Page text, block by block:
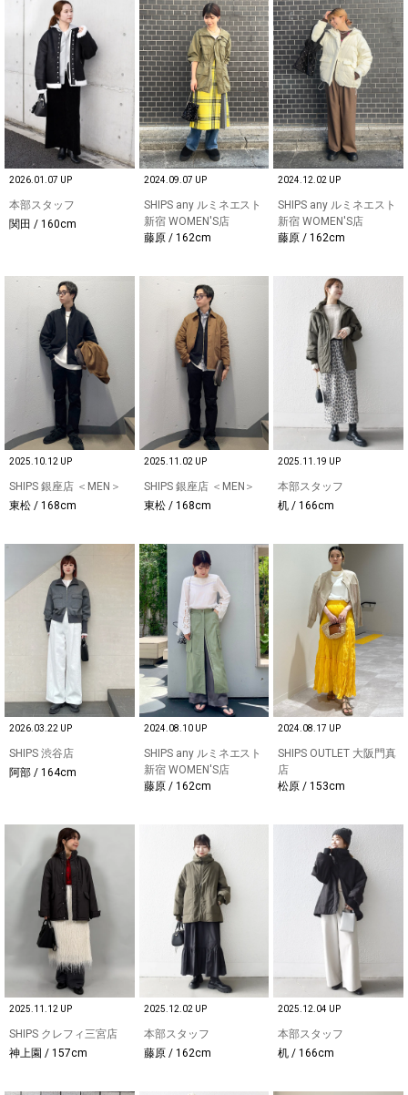
2026.01.07 UP
本部スタッフ
関田 / 160cm
2024.09.07 UP
SHIPS any ルミネエスト
新宿 WOMEN'S店
藤原 / 162cm
2024.12.02 UP
SHIPS any ルミネエスト
新宿 WOMEN'S店
藤原 / 162cm
2025.10.12 UP
SHIPS 銀座店 ＜MEN＞
東松 / 168cm
2025.11.02 UP
SHIPS 銀座店 ＜MEN＞
東松 / 168cm
2025.11.19 UP
本部スタッフ
机 / 166cm
2026.03.22 UP
SHIPS 渋谷店
阿部 / 164cm
2024.08.10 UP
SHIPS any ルミネエスト
新宿 WOMEN'S店
藤原 / 162cm
2024.08.17 UP
SHIPS OUTLET 大阪門真
店
松原 / 153cm
2025.11.12 UP
SHIPS クレフィ三宮店
神上園 / 157cm
2025.12.02 UP
本部スタッフ
藤原 / 162cm
2025.12.04 UP
本部スタッフ
机 / 166cm